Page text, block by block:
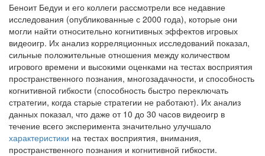
Беноит Бедуи и его коллеги рассмотрели все недавние
исследования (опубликованные с 2000 года), которые они
могли найти относительно когнитивных эффектов игровых
видеоигр. Их анализ корреляционных исследований показал,
сильные положительные отношения между количеством
игрового времени и высокими оценками на тестах восприятия
пространственного познания, многозадачности, и способность
когнитивной гибкости (способность быстро переключать
стратегии, когда старые стратегии не работают). Их анализ
данных показал, что даже от 10 до 30 часов видеоигр в
течение всего эксперимента значительно улучшало
характеристики на тестах восприятия, внимания,
пространственного познания и когнитивной гибкости.